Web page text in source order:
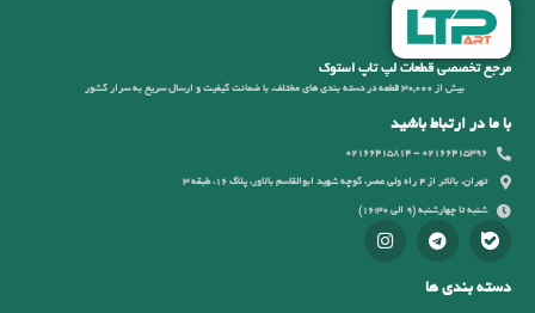
مرجع تخصصی قطعات لپ تاپ استوک
بیش از 30,000 قطعه در دسته بندی های مختلف، با ضمانت کیفیت و ارسال سریع به سرار کشور
با ما در ارتباط باشید
02166415396 - 02166415814
تهران، بالاتر از 4 راه ولی عصر، کوچه شهید ابوالقاسم بالاور، پلاک 16، طبقه 3
شنبه تا چهارشنبه (9 الی 16:30)
دسته بندی ها